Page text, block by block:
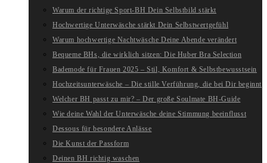
Warum der richtige Sport-BH Dein Selbstbild stärkt
Hochwertige Unterwäsche stärkt Dein Selbstwertgefühl
Warum hochwertige Nachtwäsche Deine Abende verändert
Bequeme BHs, die wirklich sitzen: Die Huber Bra Selection
Bademode für Frauen 2025 – Stil, Komfort & Selbstbewusstsein
Hochzeitsunterwäsche – Die stille Verführung, die bei Dir beginnt
Welcher BH passt zu mir? – Der große Soulmate BH-Guide
Wie deine Wahl der Unterwäsche deine Stimmung beeinflusst
Dessous für besondere Anlässe
Die Kunst der Passform
Deinen BH richtig waschen